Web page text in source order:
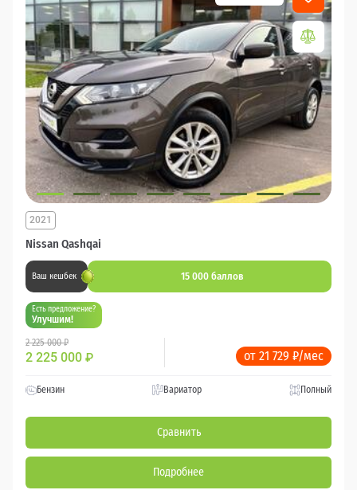
Nissan Qashqai
2021
Ваш кешбек 15 000 баллов
Есть предложение?
Улучшим!
2 225 000 ₽
2 225 000 ₽ от 21 729 ₽/мес
Бензин Вариатор Полный
Сравнить
Подробнее